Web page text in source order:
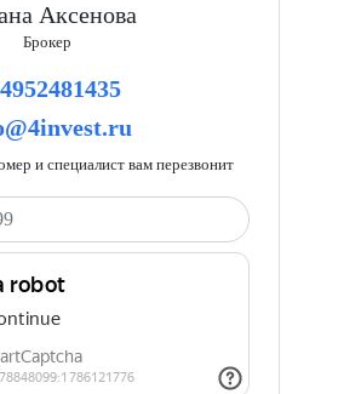
Аксенова
Брокер
и специалист вам перезвонит